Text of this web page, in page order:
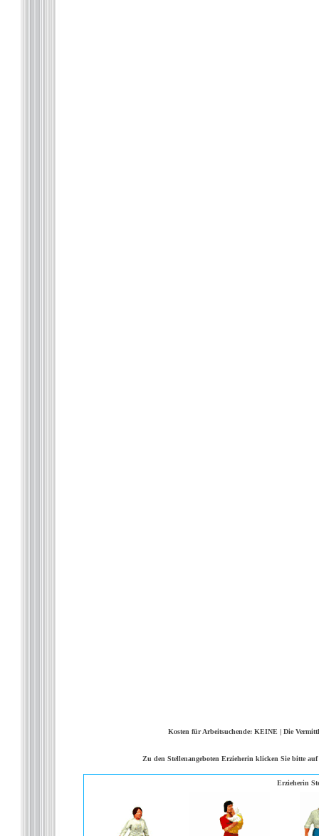
Kosten für Arbeitsuchende: KEINE | Die
Zu den Stellenangeboten Erzieherin klicken Sie bitte
Erzieherin